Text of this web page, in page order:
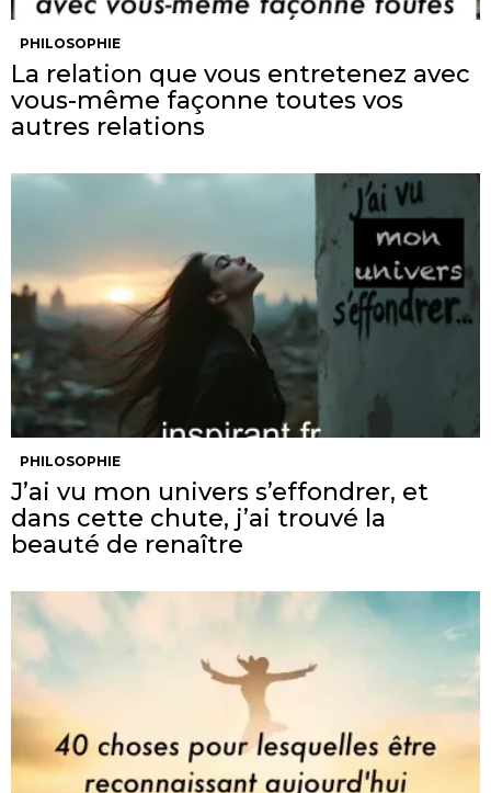
PHILOSOPHIE
La relation que vous entretenez avec
vous-même façonne toutes vos
autres relations
PHILOSOPHIE
J’ai vu mon univers s’effondrer, et
dans cette chute, j’ai trouvé la
beauté de renaître